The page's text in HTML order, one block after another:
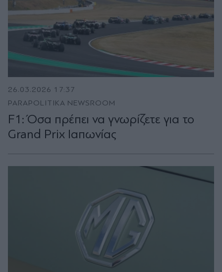
26.03.2026 17:37
PARAPOLITIKA NEWSROOM
F1: Όσα πρέπει να γνωρίζετε για το
Grand Prix Ιαπωνίας